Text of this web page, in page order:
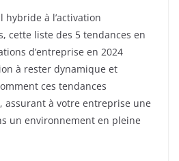
hybride à l’activation
cette liste des 5 tendances en
d’entreprise en 2024
à rester dynamique et
ces tendances
assurant à votre entreprise une
un environnement en pleine